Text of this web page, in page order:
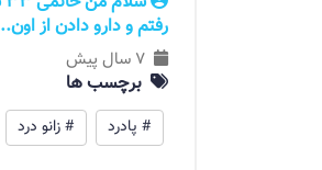
رفتم و دارو دادن از
7 سال پیش
برچسب ها
# پادرد # زانو درد